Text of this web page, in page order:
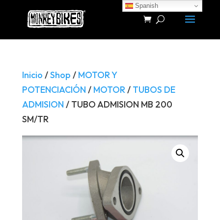
Búsqueda
productos
Inicio /Shop / MOTOR Y
POTENCIACIÓN / MOTOR/ TUBOS DE
ADMISION / TUBO ADMISION MB 200
SM/TR
Spanish